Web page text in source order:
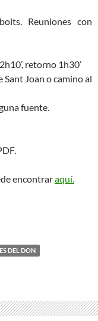
Reuniones con
retorno 1h30’
Sant Joan o camino al
fuente.
encontraraquí.
de Beseit
DEL DON